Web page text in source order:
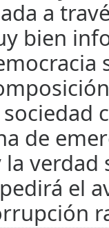
a
bien
de
verdad
el